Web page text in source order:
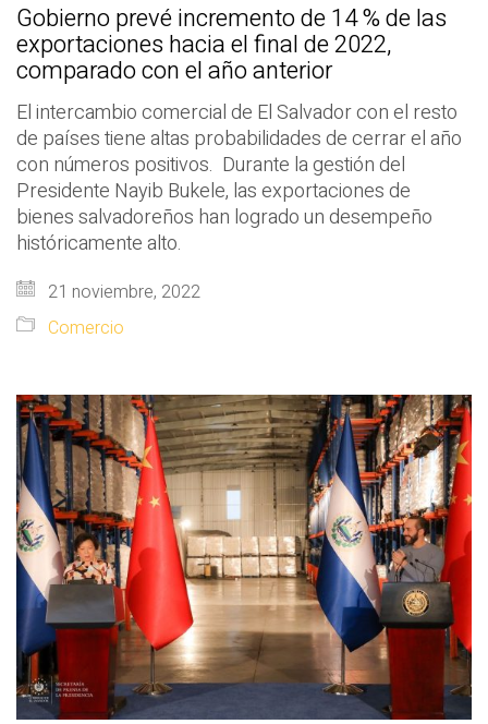
Gobierno prevé incremento de 14 % de las
exportaciones hacia el final de 2022,
comparado con el año anterior
El intercambio comercial de El Salvador con el resto
de países tiene altas probabilidades de cerrar el año
con números positivos. Durante la gestión del
Presidente Nayib Bukele, las exportaciones de
bienes salvadoreños han logrado un desempeño
históricamente alto.
21 noviembre, 2022
Comercio